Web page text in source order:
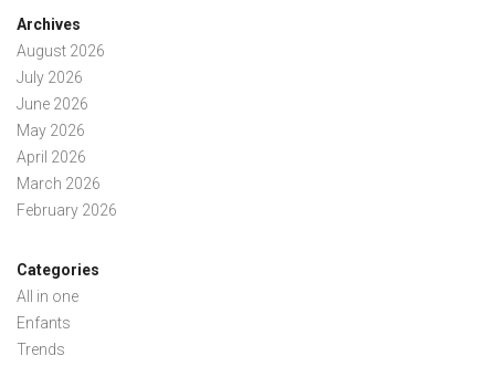
Archives
August 2026
July 2026
June 2026
May 2026
April 2026
March 2026
February 2026
Categories
All in one
Enfants
Trends